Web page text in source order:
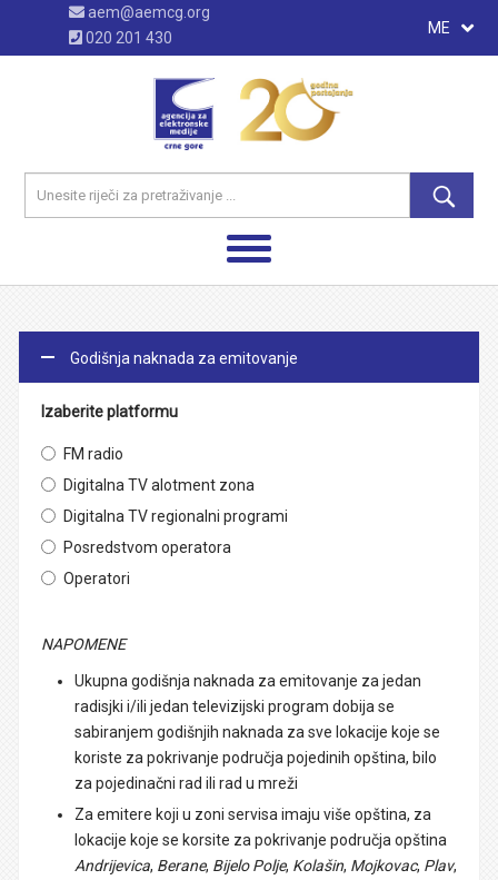
aem@aemcg.org
020 201 430
ME
Godišnja naknada za emitovanje
Izaberite platformu
FM radio
Digitalna TV alotment zona
Digitalna TV regionalni programi
Posredstvom operatora
Operatori
NAPOMENE
Ukupna godišnja naknada za emitovanje za jedan
radisjki i/ili jedan televizijski program dobija se
sabiranjem godišnjih naknada za sve lokacije koje se
koriste za pokrivanje područja pojedinih opština, bilo
za pojedinačni rad ili rad u mreži
Za emitere koji u zoni servisa imaju više opština, za
lokacije koje se korsite za pokrivanje područja opština
Andrijevica, Berane, Bijelo Polje, Kolašin, Mojkovac, Plav,